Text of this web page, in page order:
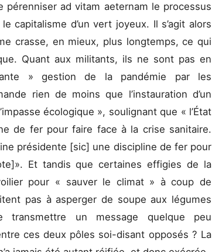
ad vitam aeternam le processus
capitalisme d’un vert joyeux. Il s’agit alors
crasse, en mieux, plus longtemps, ce qui
Quant aux militants, ils ne sont pas en
» gestion de la pandémie par les
rien de moins que l’instauration d’un
écologique », soulignant que « l’État
de fer pour faire face à la crise sanitaire.
présidente [sic] une discipline de fer pour
Et tandis que certaines effigies de la
pour « sauver le climat » à coup de
pas à asperger de soupe aux légumes
un message quelque peu
ces deux pôles soi-disant opposés ? La